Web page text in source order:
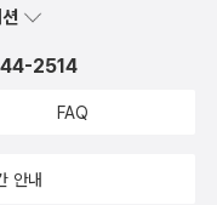
2514
FAQ
안내